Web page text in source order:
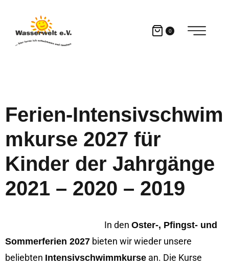
0
Ferien‑Intensivschwim
mkurse 2027 für
Kinder der Jahrgänge
2021 – 2020 – 2019
In den Oster-, Pfingst- und
Sommerferien 2027 bieten wir wieder unsere
beliebten Intensivschwimmkurse an. Die Kurse